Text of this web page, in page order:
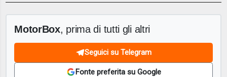
MotorBox, prima di tutti gli altri
Seguici su Telegram
Fonte preferita su Google